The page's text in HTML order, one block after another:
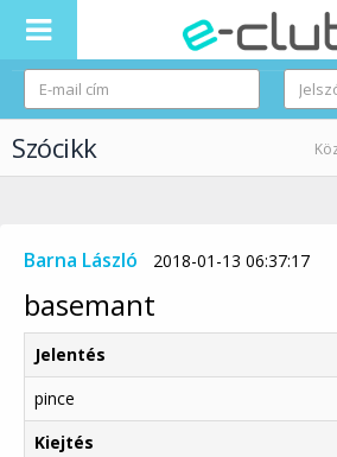
Szócikk
Barna László 2018-01-13 06:37:17
basemant
Jelentés
pince
Kiejtés